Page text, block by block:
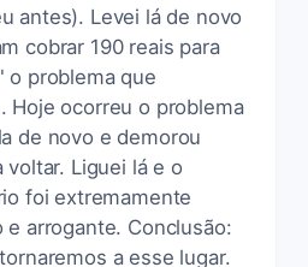
antes). Levei lá de novo
cobrar 190 reais para
o problema que
Hoje ocorreu o problema
de novo e demorou
voltar. Liguei lá e o
foi extremamente
e arrogante. Conclusão:
a esse lugar.